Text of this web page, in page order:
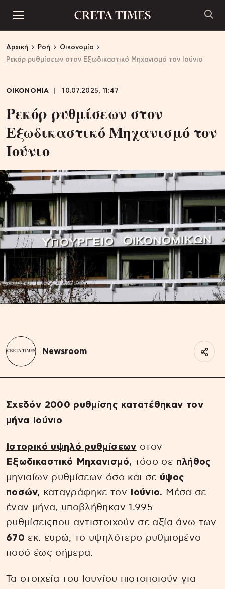
Αρχική Ροή
Οικονομία
Ρεκόρ ρυθμίσεων στον Εξωδικαστικό Μηχανισμό τον Ιούνιο
ΟΙΚΟΝΟΜΙΑ 10.07.2025, 11:47
Ρεκόρ ρυθμίσεων στον
Εξωδικαστικό Μηχανισμό τον
Ιούνιο
Newsroom
Σχεδόν 2000 ρυθμίσης κατατέθηκαν τον
μήνα Ιούνιο
Ιστορικό υψηλό ρυθμίσεων στον
Εξωδικαστικό Μηχανισμό, τόσο σε πλήθος
μηνιαίων ρυθμίσεων όσο και σε ύψος
ποσών, καταγράφηκε τον Ιούνιο. Μέσα σε
έναν μήνα, υποβλήθηκαν 1.995
ρυθμίσειςπου αντιστοιχούν σε αξία άνω των
670 εκ. ευρώ, το υψηλότερο ρυθμισμένο
ποσό έως σήμερα.
Τα στοιχεία του Ιουνίου πιστοποιούν για